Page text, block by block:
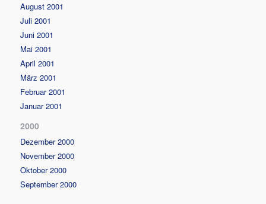
August 2001
Juli 2001
Juni 2001
Mai 2001
April 2001
März 2001
Februar 2001
Januar 2001
2000
Dezember 2000
November 2000
Oktober 2000
September 2000